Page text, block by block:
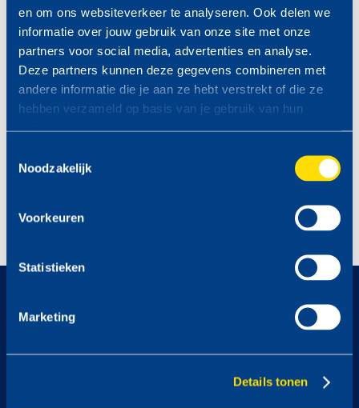
en om ons websiteverkeer te analyseren. Ook delen we
informatie over jouw gebruik van onze site met onze
partners voor social media, advertenties en analyse.
Deze partners kunnen deze gegevens combineren met
andere informatie die je aan ze hebt verstrekt of die ze
hebben verzameld op basis van je gebruik van hun
services.
Noodzakelijk
Voorkeuren
Statistieken
Marketing
Details tonen
Nederland B.V. Alle prijzen zijn onder voorbehoud van
tekstfouten. Voor de gevolgen van tekstfouten wordt geen
aansprakelijkheid aanvaard. Bij tekstfouten is TinQ Nederland
B.V. niet verplicht het betreffende product of de betreffende
producten volgens de foutieve prijs/prijzen te leveren.
PROFITEER VAN DE TINQ
344